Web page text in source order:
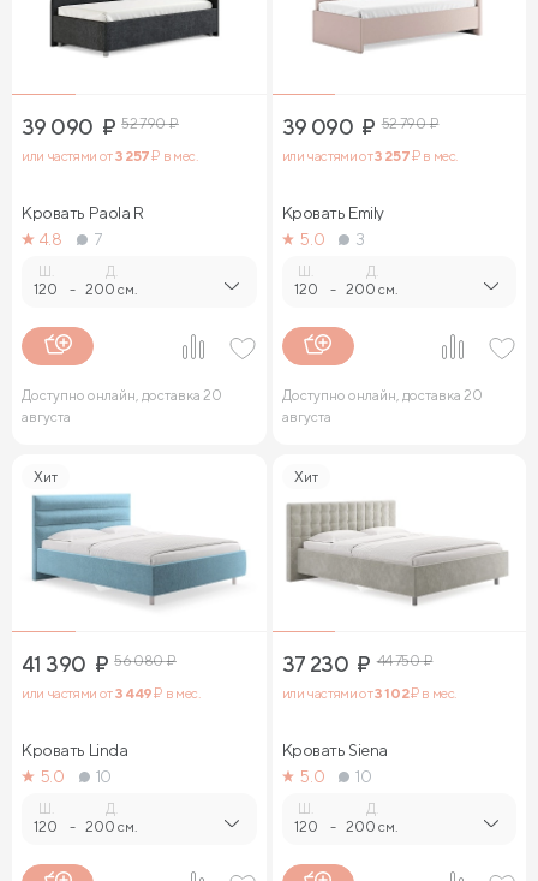
39 090 ₽ 52 790₽
или частями от3 257₽ в мес.
Кровать Paola R
4.8
7
120 -
Д.
200 см.
Доступно онлайн, доставка 20
августа
39 090 ₽ 52 790₽
или частями от3 257₽ в мес.
Кровать Emily
5.0
3
120 -
Д.
200 см.
Доступно онлайн, доставка 20
августа
Хит
41 390 ₽ 56 080₽
или частями от3 449₽ в мес.
Кровать Linda
5.0
10
120 -
Д.
200 см.
Хит
37 230 ₽ 44 750₽
или частями от3 102₽ в мес.
Кровать Siena
5.0
10
120 -
Д.
200 см.